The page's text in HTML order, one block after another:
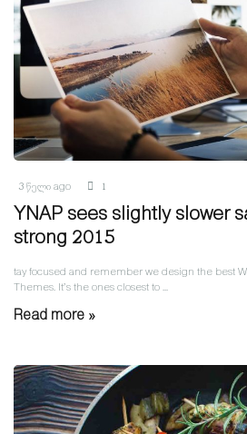
3 წელი ago 1
YNAP sees slightly slower
strong 2015
tay focused and remember we design the best
Themes. It’s the ones closest to ...
Read more »